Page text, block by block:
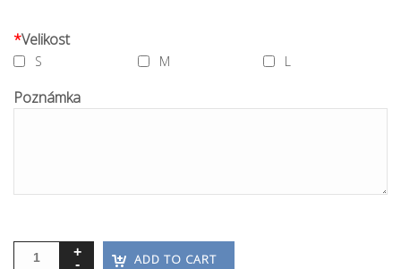
*Velikost
S M L
Poznámka
ADD TO CART